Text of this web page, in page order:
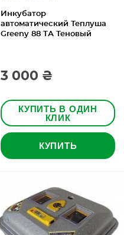
Инкубатор
автоматический Теплуша
Greeny 88 ТА Теновый
3 000 ₴
КУПИТЬ В ОДИН
КЛИК
КУПИТЬ